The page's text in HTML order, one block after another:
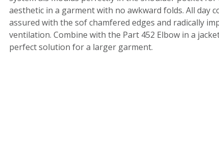
aesthetic in a garment with no awkward folds. All day
assured with the sof chamfered edges and radically
ventilation. Combine with the Part 452 Elbow in a
perfect solution for a larger garment.